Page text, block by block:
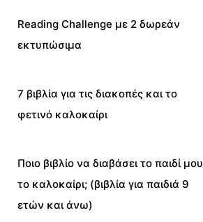
Reading Challenge με 2 δωρεάν
εκτυπώσιμα
7 βιβλία για τις διακοπές και το
φετινό καλοκαίρι
Ποιο βιβλίο να διαβάσει το παιδί μου
το καλοκαίρι; (βιβλία για παιδιά 9
ετών και άνω)